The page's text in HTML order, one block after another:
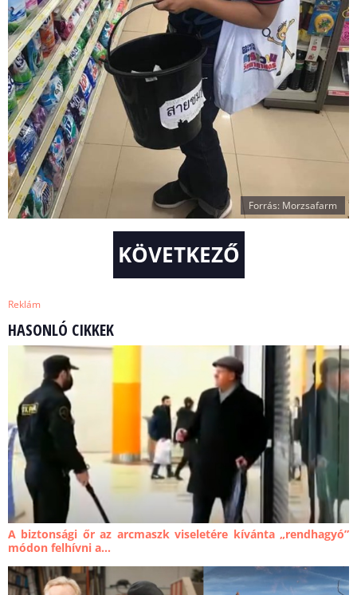
Forrás: Morzsafarm
KÖVETKEZŐ
Reklám
HASONLÓ CIKKEK
A biztonsági őr az arcmaszk viseletére kívánta „rendhagyó”
módon felhívni a...